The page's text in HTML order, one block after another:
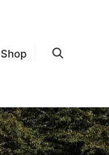
Shop